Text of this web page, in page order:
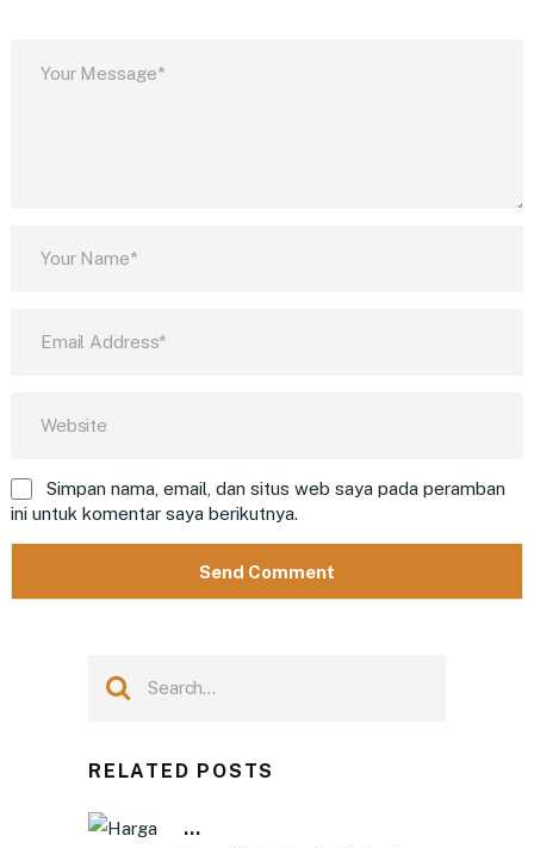
Simpan nama, email, dan situs web saya pada peramban
ini untuk komentar saya berikutnya.
RELATED POSTS
…